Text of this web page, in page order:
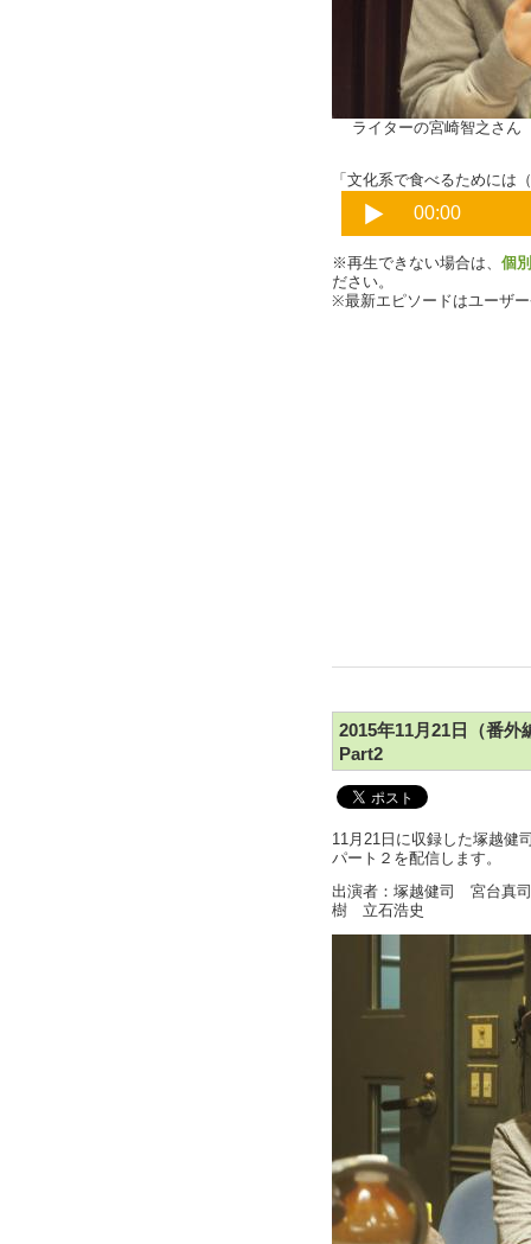
ライターの宮崎智之さん
「文化系で食べるためには
※再生できない場合は、 個
ださい。
※最新エピソードはユーザ
2015年11月21日（番外
Part2
11月21日に収録した塚越健
パート２を配信します。
出演者：塚越健司 宮台真
樹 立石浩史